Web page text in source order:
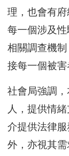
理，也會有
每一個涉及
相關調查機
接每一個被害
社會局強調
人，提供情
介提供法律
外，亦視其